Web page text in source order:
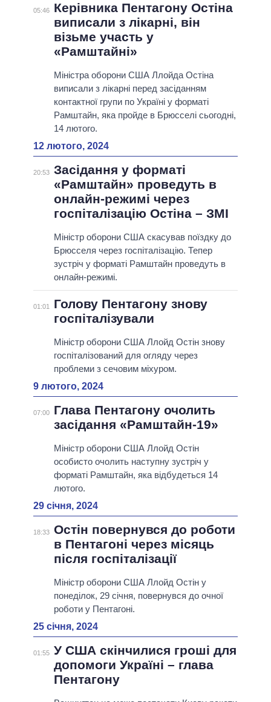
05:46
Керівника Пентагону Остіна
виписали з лікарні, він
візьме участь у
«Рамштайні»
Міністра оборони США Ллойда Остіна
виписали з лікарні перед засіданням
контактної групи по Україні у форматі
Рамштайн, яка пройде в Брюсселі сьогодні,
14 лютого.
12 лютого, 2024
20:53 Засідання у форматі
«Рамштайн» проведуть в
онлайн-режимі через
госпіталізацію Остіна – ЗМІ
Міністр оборони США скасував поїздку до
Брюсселя через госпіталізацію. Тепер
зустріч у форматі Рамштайн проведуть в
онлайн-режимі.
01:01
Голову Пентагону знову
госпіталізували
Міністр оборони США Ллойд Остін знову
госпіталізований для огляду через
проблеми з сечовим міхуром.
9 лютого, 2024
07:00
Глава Пентагону очолить
засідання «Рамштайн-19»
Міністр оборони США Ллойд Остін
особисто очолить наступну зустріч у
форматі Рамштайн, яка відбудеться 14
лютого.
29 січня, 2024
18:33 Остін повернувся до роботи
в Пентагоні через місяць
після госпіталізації
Міністр оборони США Ллойд Остін у
понеділок, 29 січня, повернувся до очної
роботи у Пентагоні.
25 січня, 2024
01:55 У США скінчилися гроші для
допомоги Україні – глава
Пентагону